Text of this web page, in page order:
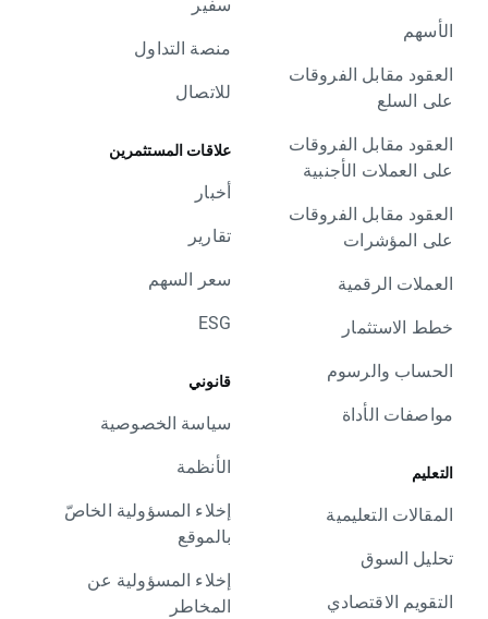
الأسهم
العقود مقابل الفروقات
على السلع
العقود مقابل الفروقات
على العملات الأجنبية
العقود مقابل الفروقات
على المؤشرات
العملات الرقمية
خطط الاستثمار
الحساب والرسوم
مواصفات الأداة
التعليم
المقالات التعليمية
تحليل السوق
التقويم الاقتصادي
منصة التداول
للاتصال
علاقات المستثمرين
أخبار
تقارير
سعر السهم
ESG
قانوني
سياسة الخصوصية
الأنظمة
إخلاء المسؤولية الخاصّ
بالموقع
إخلاء المسؤولية عن
المخاطر